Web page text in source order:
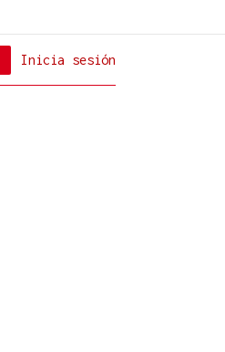
Inicia sesión